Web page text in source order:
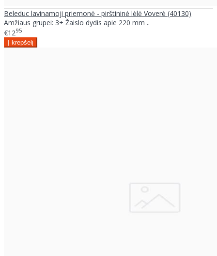
Beleduc lavinamoji priemonė - pirštininė lėlė Voverė (40130)
Amžiaus grupei: 3+ Žaislo dydis apie 220 mm ..
€1295